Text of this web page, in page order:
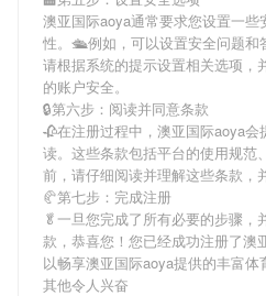
澳亚国际aoya通常要求您设置一些
性。🛳例如，可以设置安全问题和
请根据系统的提示设置相关选项，
的账户安全。
🔒第六步：阅读并同意条款
🥀在注册过程中， 澳亚国际aoya会
读。这些条款包括平台的使用规范
前，请仔细阅读并理解这些条款，
🥐第七步：完成注册
🥬一旦您完成了所有必要的步骤，
款，恭喜您！您已经成功注册了澳
以畅享澳亚国际aoya提供的丰富体
其他令人兴奋